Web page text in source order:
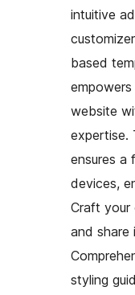
intuitive
based
website
expertise.
ensures a
devices,
Craft your
and
styling